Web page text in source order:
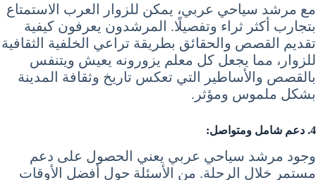
مع مرشد سياحي عربي، يمكن للزوار العرب الاستمتاع
بتجارب أكثر ثراء وتفصيلًا. المرشدون يعرفون كيفية
تقديم القصص والحقائق بطريقة تراعي الخلفية الثقافية
للزوار، مما يجعل كل معلم يزورونه يعيش ويتنفس
بالقصص والأساطير التي تعكس تاريخ وثقافة المدينة
بشكل ملموس ومؤثر.
4. دعم شامل ومتواصل:
وجود مرشد سياحي عربي يعني الحصول على دعم
مستمر خلال الرحلة. من الأسئلة حول أفضل الأوقات